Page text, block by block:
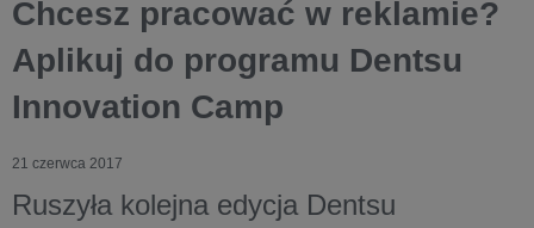
Chcesz pracować w reklamie?
Aplikuj do programu Dentsu
Innovation Camp
21 czerwca 2017
Ruszyła kolejna edycja Dentsu